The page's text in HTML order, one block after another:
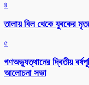
৪
তালায় বিল থেকে যুবকের
৫
গণঅভ্যুত্থানের দ্বিতীয়
আলোচনা সভা